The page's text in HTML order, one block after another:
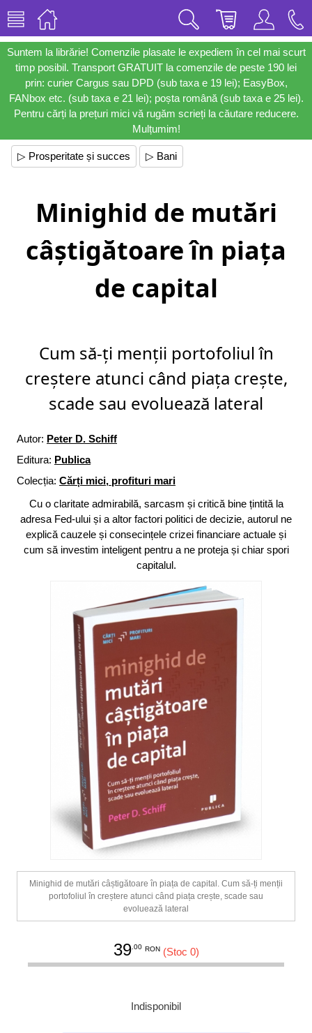
Suntem la librărie! Comenzile plasate le expediem în cel mai scurt
timp posibil. Transport GRATUIT la comenzile de peste 190 lei
prin: curier Cargus sau DPD (sub taxa e 19 lei); EasyBox,
FANbox etc. (sub taxa e 21 lei); poșta română (sub taxa e 25 lei).
Pentru cărți la prețuri mici vă rugăm scrieți la căutare reducere.
Mulțumim!
▷ Prosperitate și succes ▷ Bani
Minighid de mutări
câștigătoare în piața
de capital
Cum să-ți menții portofoliul în
creștere atunci când piața crește,
scade sau evoluează lateral
Autor: Peter D. Schiff
Editura: Publica
Colecția: Cărți mici, profituri mari
Cu o claritate admirabilă, sarcasm și critică bine țintită la
adresa Fed-ului și a altor factori politici de decizie, autorul ne
explică cauzele și consecințele crizei financiare actuale și
cum să investim inteligent pentru a ne proteja și chiar spori
capitalul.
Minighid de mutări câștigătoare în piața de capital. Cum să-ți menții
portofoliul în creștere atunci când piața crește, scade sau
evoluează lateral
39.00 RON (Stoc 0)
Indisponibil